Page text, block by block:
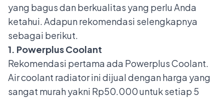
yang bagus dan berkualitas yang perlu Anda
ketahui. Adapun rekomendasi selengkapnya
sebagai berikut.
1. Powerplus Coolant
Rekomendasi pertama ada Powerplus Coolant.
Air coolant radiator ini dijual dengan harga yang
sangat murah yakni Rp50.000 untuk setiap 5